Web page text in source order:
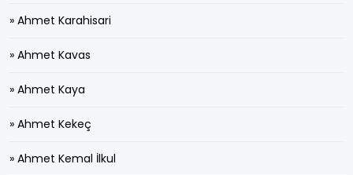
» Ahmet Karahisari
» Ahmet Kavas
» Ahmet Kaya
» Ahmet Kekeç
» Ahmet Kemal İlkul